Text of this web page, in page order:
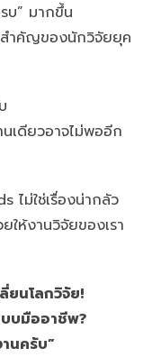
บ” มากขึ้น
สำคัญของนักวิจัยยุค
เดียวอาจไม่พออีก
ไม่ใช่เรื่องน่ากลัว
ให้งานวิจัยของเรา
ยนโลกวิจัย!
บมืออาชีพ?
นครับ”